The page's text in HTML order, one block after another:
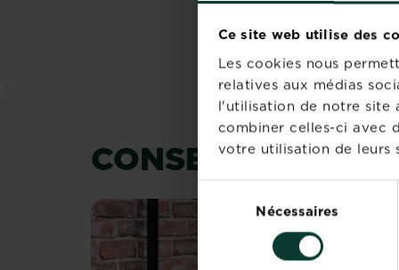
Ce site web utilise des
Les cookies nous
relatives aux médias
l'utilisation de notre site
combiner celles-ci avec
votre utilisation de leurs
consentement
Nécessaires
sur Décoration
CONSEILS ET